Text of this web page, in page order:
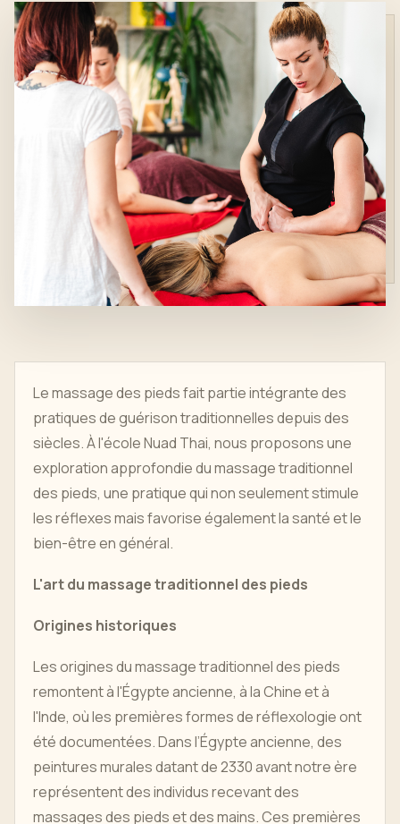
Le massage des pieds fait partie intégrante des
pratiques de guérison traditionnelles depuis des
siècles. À l'école Nuad Thai, nous proposons une
exploration approfondie du massage traditionnel
des pieds, une pratique qui non seulement stimule
les réflexes mais favorise également la santé et le
bien-être en général.
L'art du massage traditionnel des pieds
Origines historiques
Les origines du massage traditionnel des pieds
remontent à l'Égypte ancienne, à la Chine et à
l'Inde, où les premières formes de réflexologie ont
été documentées. Dans l’Égypte ancienne, des
peintures murales datant de 2330 avant notre ère
représentent des individus recevant des
massages des pieds et des mains. Ces premières